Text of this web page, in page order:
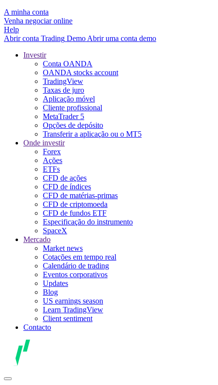
A minha conta
Venha negociar online
Help
Abrir conta Trading Demo Abrir uma conta demo
Investir
Conta OANDA
OANDA stocks account
TradingView
Taxas de juro
Aplicação móvel
Cliente profissional
MetaTrader 5
Opções de depósito
Transferir a aplicação ou o MT5
Onde investir
Forex
Ações
ETFs
CFD de ações
CFD de índices
CFD de matérias-primas
CFD de criptomoeda
CFD de fundos ETF
Especificação do instrumento
SpaceX
Mercado
Market news
Cotações em tempo real
Calendário de trading
Eventos corporativos
Updates
Blog
US earnings season
Learn TradingView
Client sentiment
Contacto